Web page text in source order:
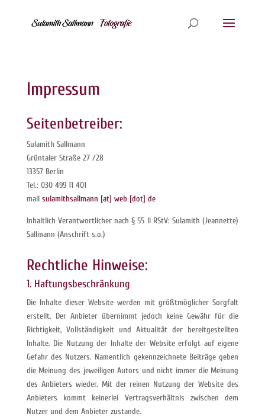
Impressum
Seitenbetreiber:
Sulamith Sallmann
Grüntaler Straße 27 /28
13357 Berlin
Tel.: 030 499 11 401
mail sulamithsallmann [at] web [dot] de
Inhaltlich Verantwortlicher nach § 55 II RStV: Sulamith (Jeannette)
Sallmann (Anschrift s.o.)
Rechtliche Hinweise:
1. Haftungsbeschränkung
Die Inhalte dieser Website werden mit größtmöglicher Sorgfalt
erstellt. Der Anbieter übernimmt jedoch keine Gewähr für die
Richtigkeit, Vollständigkeit und Aktualität der bereitgestellten
Inhalte. Die Nutzung der Inhalte der Website erfolgt auf eigene
Gefahr des Nutzers. Namentlich gekennzeichnete Beiträge geben
die Meinung des jeweiligen Autors und nicht immer die Meinung
des Anbieters wieder. Mit der reinen Nutzung der Website des
Anbieters kommt keinerlei Vertragsverhältnis zwischen dem
Nutzer und dem Anbieter zustande.